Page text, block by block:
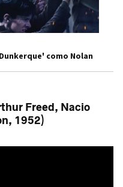
como Nolan
Freed, Nacio
1952)